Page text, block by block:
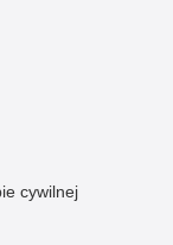
cywilnej